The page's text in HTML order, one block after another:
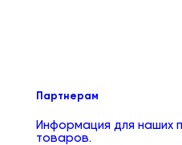
Партнерам
Информация для наших
товаров.